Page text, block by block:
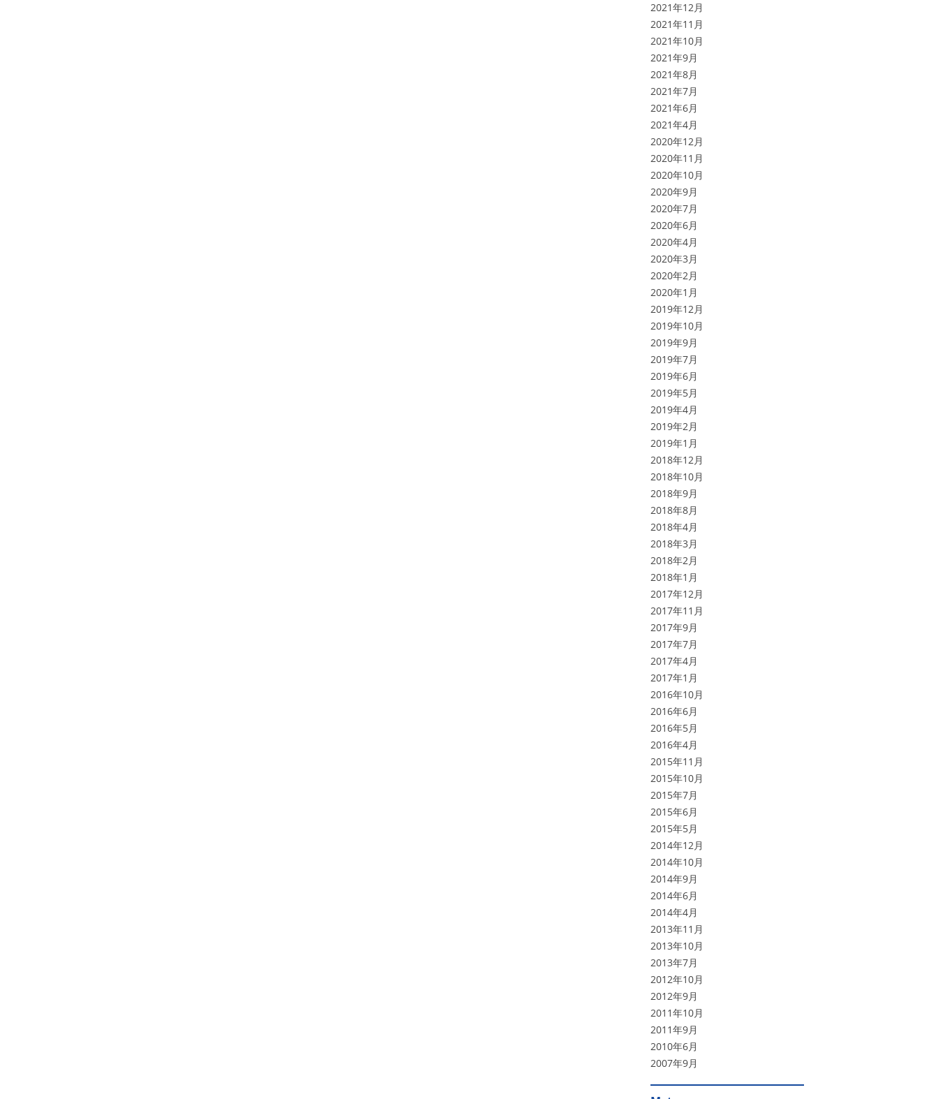
2021年12月
2021年11月
2021年10月
2021年9月
2021年8月
2021年7月
2021年6月
2021年4月
2020年12月
2020年11月
2020年10月
2020年9月
2020年7月
2020年6月
2020年4月
2020年3月
2020年2月
2020年1月
2019年12月
2019年10月
2019年9月
2019年7月
2019年6月
2019年5月
2019年4月
2019年2月
2019年1月
2018年12月
2018年10月
2018年9月
2018年8月
2018年4月
2018年3月
2018年2月
2018年1月
2017年12月
2017年11月
2017年9月
2017年7月
2017年4月
2017年1月
2016年10月
2016年6月
2016年5月
2016年4月
2015年11月
2015年10月
2015年7月
2015年6月
2015年5月
2014年12月
2014年10月
2014年9月
2014年6月
2014年4月
2013年11月
2013年10月
2013年7月
2012年10月
2012年9月
2011年10月
2011年9月
2010年6月
2007年9月